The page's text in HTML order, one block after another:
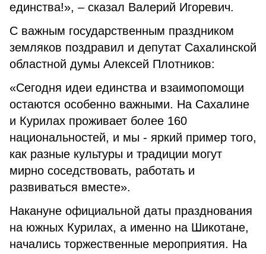
единства!», – сказал Валерий Игоревич.
С важным государственным праздником
земляков поздравил и депутат Сахалинской
областной думы Алексей Плотников:
«Сегодня идеи единства и взаимопомощи
остаются особенно важными. На Сахалине
и Курилах проживает более 160
национальностей, и мы - яркий пример того,
как разные культуры и традиции могут
мирно соседствовать, работать и
развиваться вместе».
Накануне официальной даты празднования
на южных Курилах, а именно на Шикотане,
начались торжественные мероприятия. На